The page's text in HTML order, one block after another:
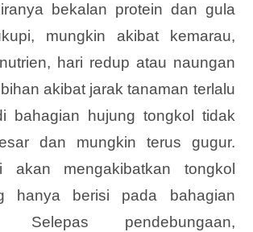
bekalan protein dan gula
mungkin akibat kemarau,
hari redup atau naungan
akibat jarak tanaman terlalu
bahagian hujung tongkol tidak
dan mungkin terus gugur.
akan mengakibatkan tongkol
hanya berisi pada bahagian
Selepas pendebungaan,